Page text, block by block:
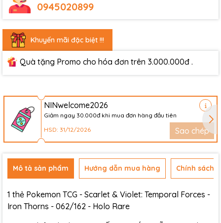
0945020899
Khuyến mãi đặc biệt !!!
Quà tặng Promo cho hóa đơn trên 3.000.000đ .
NINwelcome2026
Giảm ngay 30.000đ khi mua đơn hàng đầu tiên
HSD: 31/12/2026
Sao chép
Mô tả sản phẩm Hướng dẫn mua hàng Chính sách
1 thẻ Pokemon TCG - Scarlet & Violet: Temporal Forces -
Iron Thorns - 062/162 - Holo Rare